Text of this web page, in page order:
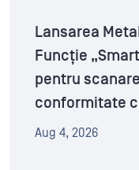
Lansarea
Funcție
pentru
conformitate
Aug 4, 2026